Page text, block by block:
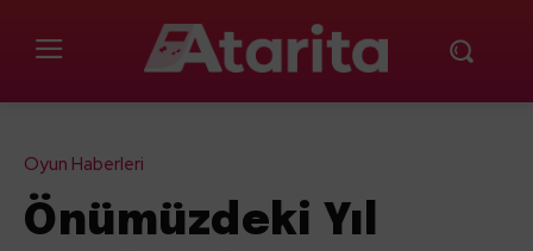
Oyun Haberleri
Önümüzdeki Yıl